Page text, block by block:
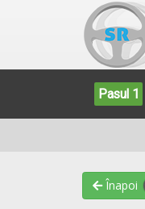
Pasul 1
Înapoi